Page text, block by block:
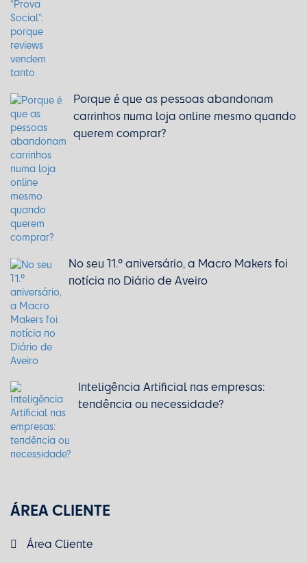
Porque é que as pessoas abandonam
carrinhos numa loja online mesmo quando
querem comprar?
No seu 11.º aniversário, a Macro Makers foi
notícia no Diário de Aveiro
Inteligência Artificial nas empresas:
tendência ou necessidade?
ÁREA CLIENTE
Área Cliente